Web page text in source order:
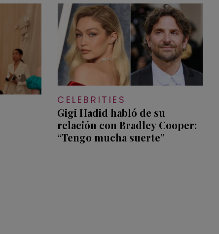
CELEBRITIES
Gigi Hadid habló de su
relación con Bradley Cooper:
“Tengo mucha suerte”